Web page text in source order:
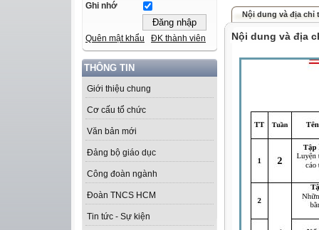
Ghi nhớ
Quên mật khẩu ĐK thành viên
THÔNG TIN
Giới thiệu chung
Cơ cấu tổ chức
Văn bản mới
Đảng bộ giáo dục
Công đoàn ngành
Đoàn TNCS HCM
Tin tức - Sự kiện
Nội dung và địa chỉ
Nội dung và địa